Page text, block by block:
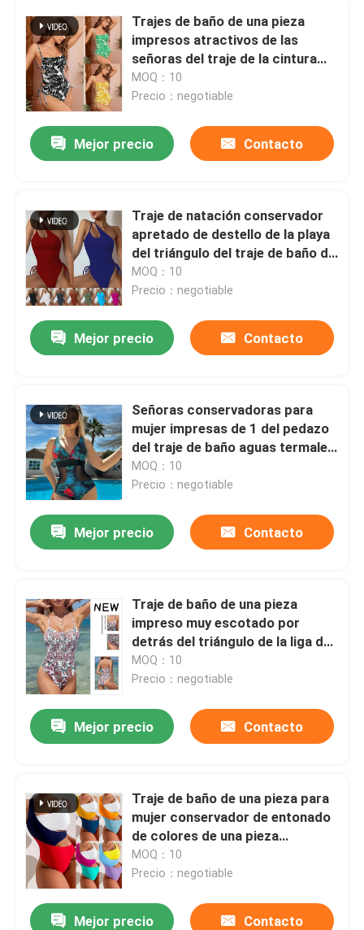
Inicio
Videos
VR Show
Trajes de baño de una pieza
impresos atractivos de las
señoras del traje de la cintura
alta de una pieza de la correa
para las mujeres
MOQ：10
Precio：negotiable
Mejor precio Contacto
Traje de natación conservador
apretado de destello de la playa
del triángulo del traje de baño de
una pieza con cuello de pico de
las señoras
MOQ：10
Precio：negotiable
Mejor precio Contacto
Señoras conservadoras para
mujer impresas de 1 del pedazo
del traje de baño aguas termales
del bikini que adelgazan los
trajes de baño
MOQ：10
Precio：negotiable
Mejor precio Contacto
Traje de baño de una pieza
impreso muy escotado por
detrás del triángulo de la liga del
traje de baño de una pieza
atractivo de las señoras
MOQ：10
Precio：negotiable
Mejor precio Contacto
Traje de baño de una pieza para
mujer conservador de entonado
de colores de una pieza
atractivo del bañador del bikini
MOQ：10
Precio：negotiable
Mejor precio Contacto